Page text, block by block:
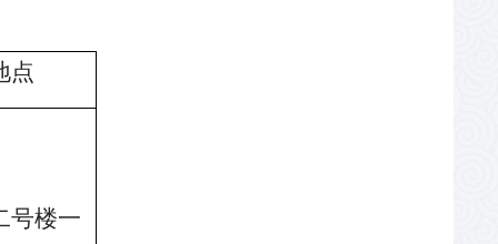
点
号楼一